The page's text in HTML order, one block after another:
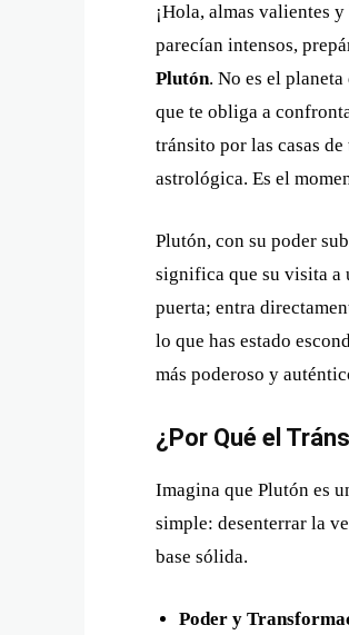
¡Hola, almas valientes
parecían intensos,
Plutón. No es el
que te obliga a
tránsito por las casas
astrológica. Es el
Plutón, con su poder
significa que su visita a
puerta; entra
lo que has estado
más poderoso y
¿Por Qué el
Imagina que Plutón es
simple: desenterrar la
base sólida.
Poder y